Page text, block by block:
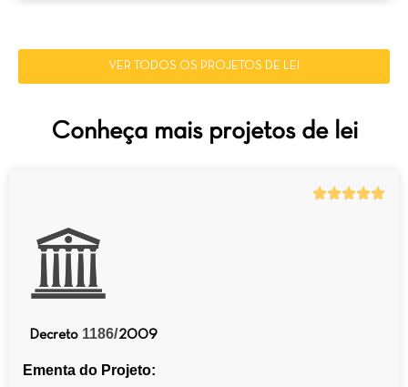
VER TODOS OS PROJETOS DE LEI
Conheça mais projetos de lei
Decreto 1186/2009
Ementa do Projeto: